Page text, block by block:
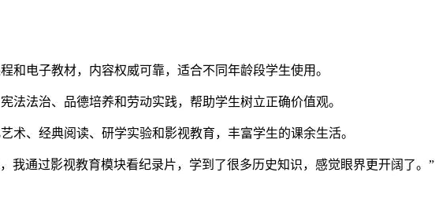
和电子教材，内容权威可靠，适合不同年龄段学生使用。
法法治、品德培养和劳动实践，帮助学生树立正确价值观。
术、经典阅读、研学实验和影视教育，丰富学生的课余生活。
我通过影视教育模块看纪录片，学到了很多历史知识，感觉眼界更开阔了。”